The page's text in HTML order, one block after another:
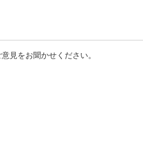
見をお聞かせください。